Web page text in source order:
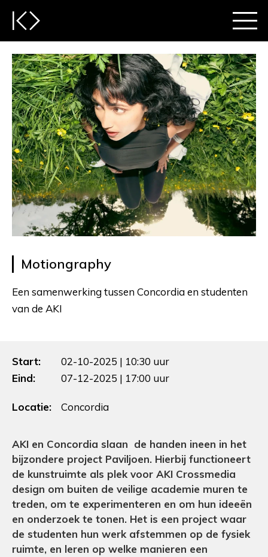
Motiongraphy
Een samenwerking tussen Concordia en studenten
van de AKI
Start:
02-10-2025 | 10:30 uur
Eind:
07-12-2025 | 17:00 uur
Locatie: Concordia
AKI en Concordia slaan de handen ineen in het
bijzondere project Paviljoen. Hierbij functioneert
de kunstruimte als plek voor AKI Crossmedia
design om buiten de veilige academie muren te
treden, om te experimenteren en om hun ideeën
en onderzoek te tonen. Het is een project waar
de studenten hun werk afstemmen op de fysiek
ruimte, en leren op welke manieren een